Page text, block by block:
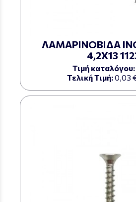
ΛΑΜΑΡΙΝΟΒΙΔΑ
4,2Χ13
Τιμή καταλόγου:
Τελική Τιμή:0,03